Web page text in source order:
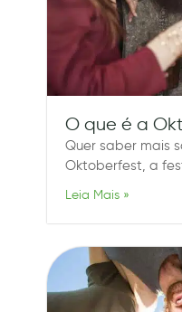
O que é a
Quer saber mais
Oktoberfest, a
Leia Mais »